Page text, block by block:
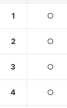
1 ○
2 ○
3 ○
4 ○